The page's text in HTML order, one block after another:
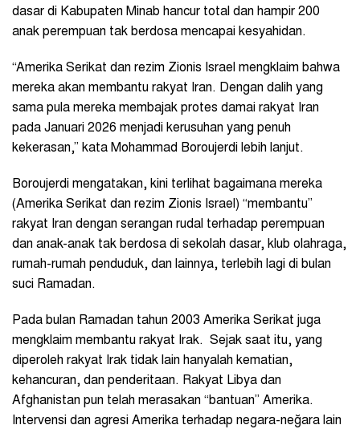
dasar di Kabupaten Minab hancur total dan hampir 200
anak perempuan tak berdosa mencapai kesyahidan.
“Amerika Serikat dan rezim Zionis Israel mengklaim bahwa
mereka akan membantu rakyat Iran. Dengan dalih yang
sama pula mereka membajak protes damai rakyat Iran
pada Januari 2026 menjadi kerusuhan yang penuh
kekerasan,” kata Mohammad Boroujerdi lebih lanjut.
Boroujerdi mengatakan, kini terlihat bagaimana mereka
(Amerika Serikat dan rezim Zionis Israel) “membantu”
rakyat Iran dengan serangan rudal terhadap perempuan
dan anak-anak tak berdosa di sekolah dasar, klub olahraga,
rumah-rumah penduduk, dan lainnya, terlebih lagi di bulan
suci Ramadan.
Pada bulan Ramadan tahun 2003 Amerika Serikat juga
mengklaim membantu rakyat Irak. Sejak saat itu, yang
diperoleh rakyat Irak tidak lain hanyalah kematian,
kehancuran, dan penderitaan. Rakyat Libya dan
Afghanistan pun telah merasakan “bantuan” Amerika.
Intervensi dan agresi Amerika terhadap negara-neğara lain